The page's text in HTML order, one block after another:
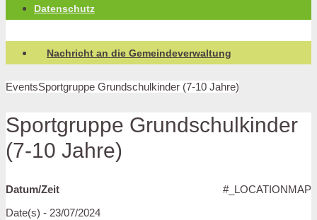
Datenschutz
Nachricht an die Gemeindeverwaltung
EventsSportgruppe Grundschulkinder (7-10 Jahre)
Sportgruppe Grundschulkinder
(7-10 Jahre)
#_LOCATIONMAP
Datum/Zeit
Date(s) - 23/07/2024